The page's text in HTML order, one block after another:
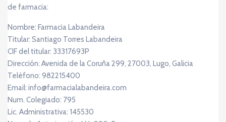
de farmacia:
Nombre: Farmacia Labandeira
Titular: Santiago Torres Labandeira
CIF del titular: 33317693P
Dirección: Avenida de la Coruña 299, 27003, Lugo, Galicia
Teléfono: 982215400
Email: info@farmacialabandeira.com
Num. Colegiado: 795
Lic. Administrativa: 145530